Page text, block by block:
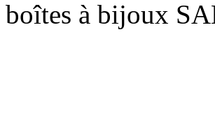
boîtes à bijoux